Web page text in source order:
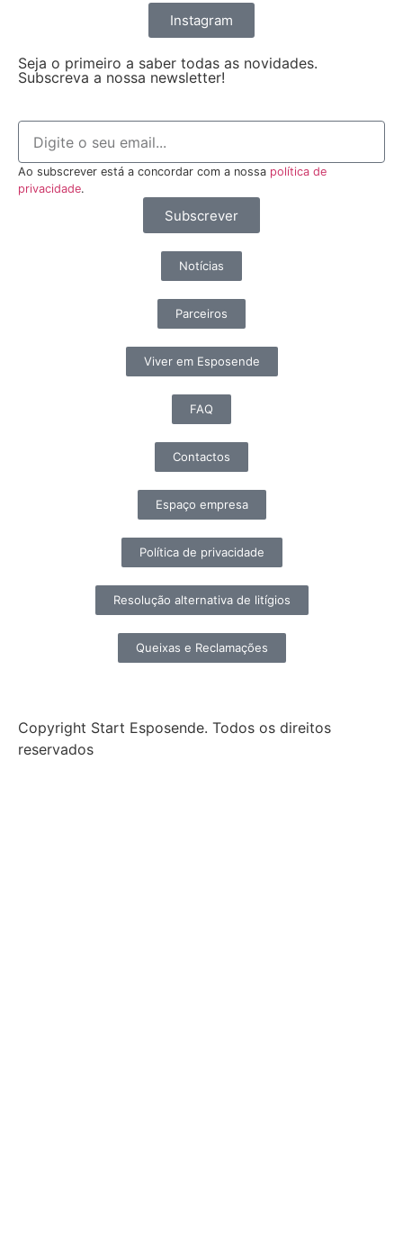
Instagram
Seja o primeiro a saber todas as novidades.
Subscreva a nossa newsletter!
Ao subscrever está a concordar com a nossa política de
privacidade.
Subscrever
Notícias
Parceiros
Viver em Esposende
FAQ
Contactos
Espaço empresa
Política de privacidade
Resolução alternativa de litígios
Queixas e Reclamações
Copyright Start Esposende. Todos os direitos
reservados